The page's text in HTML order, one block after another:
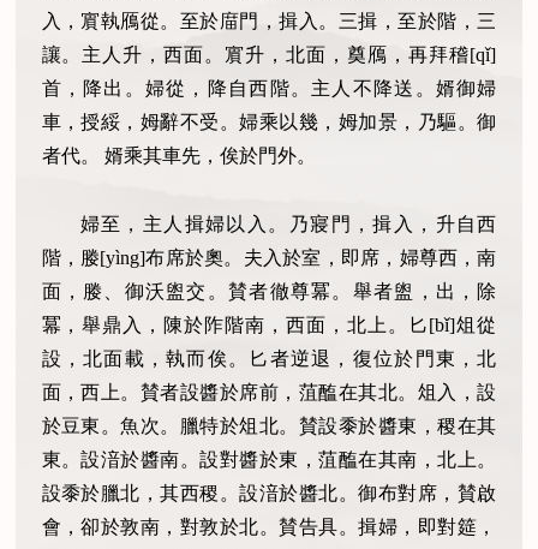
入，賔執鴈從。至於庿門，揖入。三揖，至於階，三
讓。主人升，西面。賔升，北面，奠鴈，再拜稽[qǐ]
首，降出。婦從，降自西階。主人不降送。婿御婦
車，授綏，姆辭不受。婦乘以幾，姆加景，乃驅。御
者代。 婿乘其車先，俟於門外。
婦至，主人揖婦以入。乃寢門，揖入，升自西
階，媵[yìng]布席於奧。夫入於室，即席，婦尊西，南
面，媵、御沃盥交。賛者徹尊冪。舉者盥，出，除
冪，舉鼎入，陳於阼階南，西面，北上。匕[bǐ]俎從
設，北面載，執而俟。匕者逆退，復位於門東，北
面，西上。賛者設醬於席前，菹醢在其北。俎入，設
於豆東。魚次。臘特於俎北。賛設黍於醬東，稷在其
東。設湆於醬南。設對醬於東，菹醢在其南，北上。
設黍於臘北，其西稷。設湆於醬北。御布對席，賛啟
會，卻於敦南，對敦於北。賛告具。揖婦，即對筵，